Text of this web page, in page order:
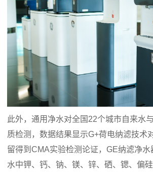
此外，通用净水对全国22个城市自来水
质检测，数据结果显示G+荷电纳滤技术
留得到CMA实验检测论证，GE纳滤净水
水中钾、钙、钠、镁、锌、硒、锶、偏硅